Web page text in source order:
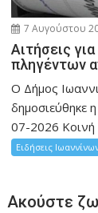
7 Αυγούστου
Αιτήσεις
πληγέντων
Ο Δήμος
δημοσιεύθηκε
07-2026
Ειδήσεις
Ακούστε